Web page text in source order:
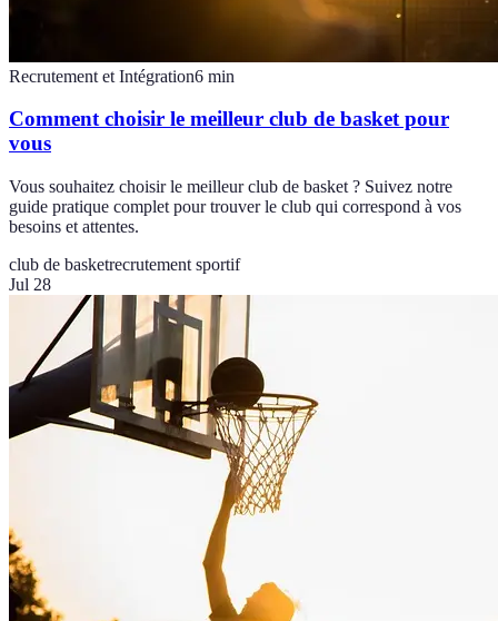
Recrutement et Intégration6 min
Comment choisir le meilleur club de basket pour
vous
Vous souhaitez choisir le meilleur club de basket ? Suivez notre
guide pratique complet pour trouver le club qui correspond à vos
besoins et attentes.
club de basketrecrutement sportif
Jul 28